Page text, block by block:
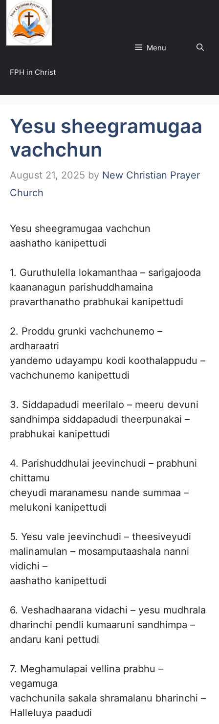
Skip
to
content
FPH in Christ
Menu
Yesu sheegramugaa
vachchun
August 21, 2025 by New Christian Prayer
Church
Yesu sheegramugaa vachchun
aashatho kanipettudi
1. Guruthulella lokamanthaa – sarigajooda
kaananagun parishuddhamaina
pravarthanatho prabhukai kanipettudi
2. Proddu grunki vachchunemo –
ardharaatri
yandemo udayampu kodi koothalappudu –
vachchunemo kanipettudi
3. Siddapadudi meerilalo – meeru devuni
sandhimpa siddapadudi theerpunakai –
prabhukai kanipettudi
4. Parishuddhulai jeevinchudi – prabhuni
chittamu
cheyudi maranamesu nande summaa –
melukoni kanipettudi
5. Yesu vale jeevinchudi – theesiveyudi
malinamulan – mosamputaashala nanni
vidichi –
aashatho kanipettudi
6. Veshadhaarana vidachi – yesu mudhrala
dharinchi pendli kumaaruni sandhimpa –
andaru kani pettudi
7. Meghamulapai vellina prabhu –
vegamuga
vachchunila sakala shramalanu bharinchi –
Halleluya paadudi